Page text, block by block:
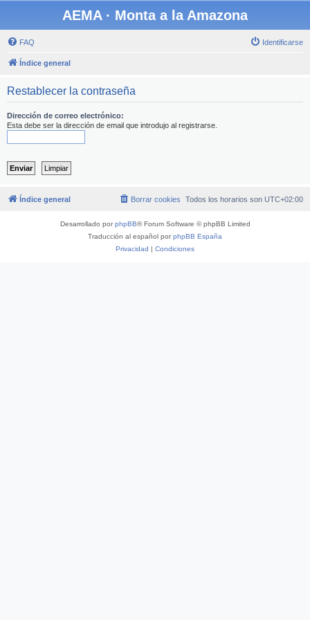
AEMA · Monta a la Amazona
FAQ Identificarse
Índice general
Restablecer la contraseña
Dirección de correo electrónico:
Esta debe ser la dirección de email que introdujo al registrarse.
Índice general Todos los horarios son UTC+02:00
Borrar cookies
Desarrollado porphpBB® Forum Software © phpBB Limited
Traducción al español porphpBB España
Privacidad | Condiciones